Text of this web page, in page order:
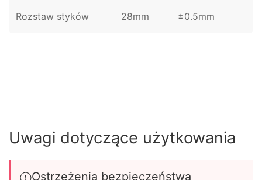
Rozstaw styków 28mm ±0.5mm
Uwagi dotyczące użytkowania
Ostrzeżenia bezpieczeństwa